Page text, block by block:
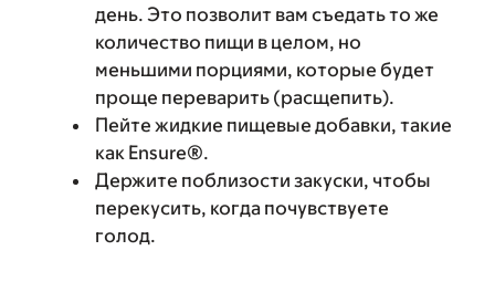
день. Это позволит вам съедать то же
количество пищи в целом, но
меньшими порциями, которые будет
проще переварить (расщепить).
Пейте жидкие пищевые добавки, такие
как Ensure®.
Держите поблизости закуски, чтобы
перекусить, когда почувствуете
голод.